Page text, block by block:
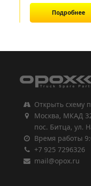
Подробнее
Открыть схему
Москва, МКАД
пос. Битца, ул.
Время работы
+7 925 7296326
mail@opox.ru